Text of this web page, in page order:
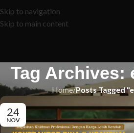
Skip to navigation
Skip to main content
Tag Archives:
Home/Posts Tagged
24
NOV